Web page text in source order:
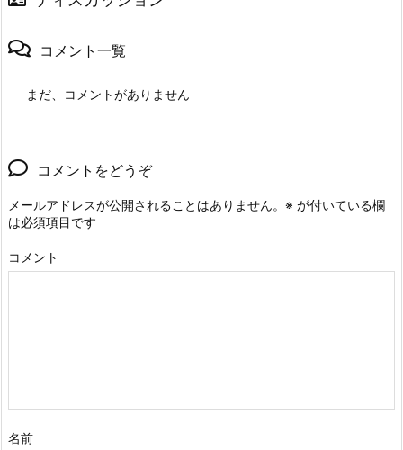
コメント一覧
まだ、コメントがありません
コメントをどうぞ
メールアドレスが公開されることはありません。 ※ が付いている欄
は必須項目です
コメント
名前